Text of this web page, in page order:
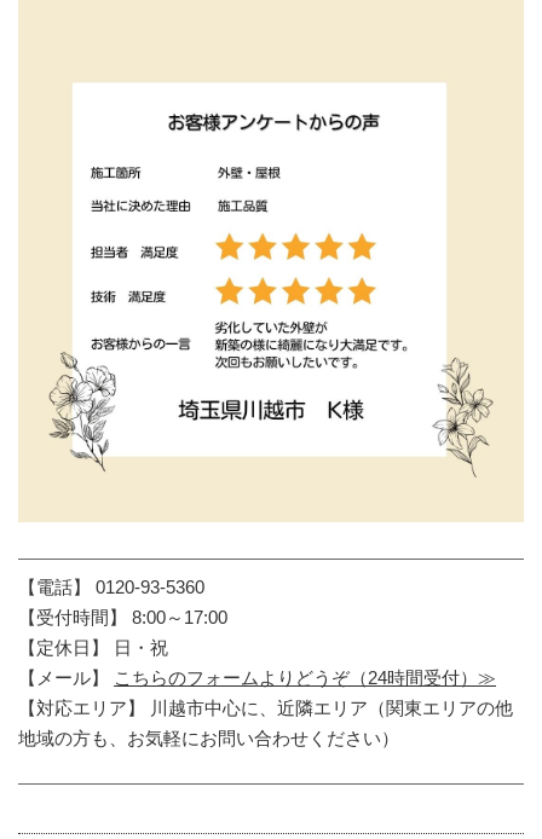
【電話】 0120-93-5360
【受付時間】 8:00～17:00
【定休日】 日・祝
【メール】
こちらのフォームよりどうぞ（24時間受付）≫
【対応エリア】 川越市中心に、近隣エリア（関東エリアの他
地域の方も、お気軽にお問い合わせください）